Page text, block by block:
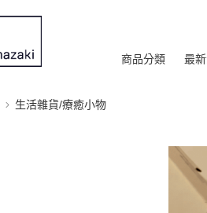
商品分類 最
生活雜貨/療癒小物